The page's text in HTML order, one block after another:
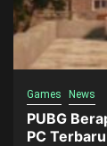
Games News
PUBG
PC Terbaru